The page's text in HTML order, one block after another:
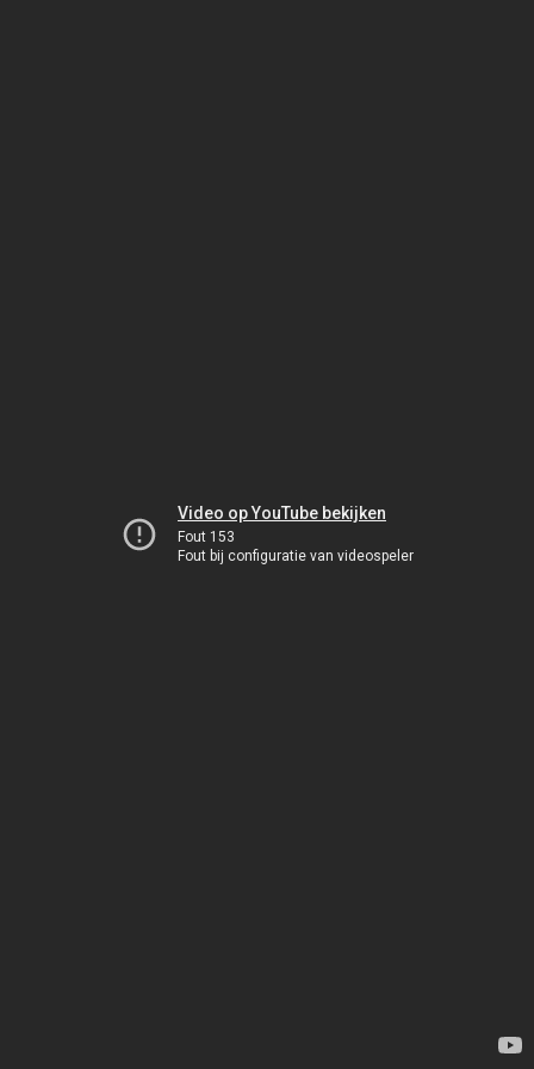
Video op YouTube bekijken
Fout 153
Fout bij configuratie van videospeler